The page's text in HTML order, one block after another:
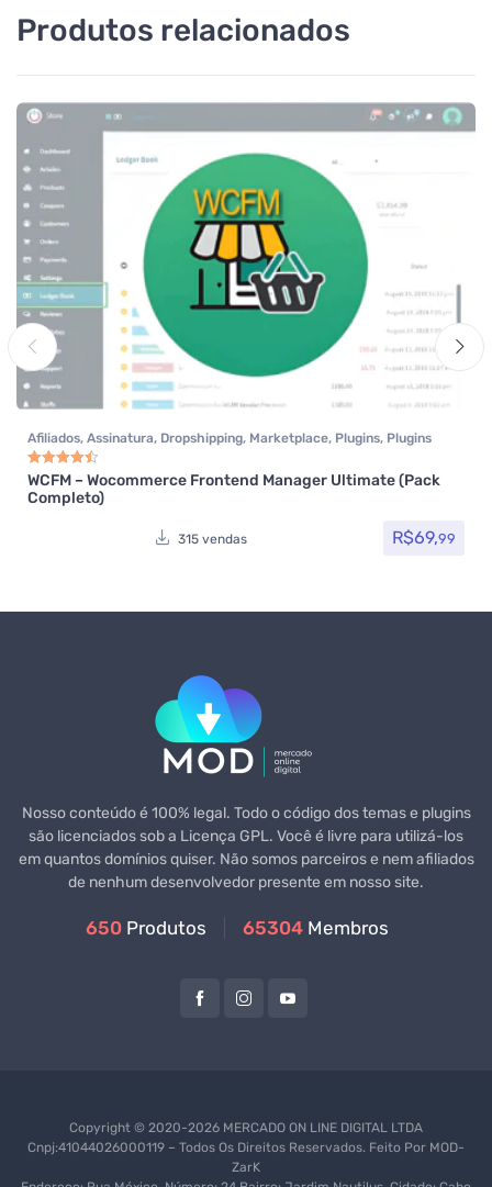
Produtos relacionados
Afiliados, Assinatura, Dropshipping, Marketplace, Plugins, Plugins
Wocoomerce
Avaliação4.50
WCFM – Wocommerce Frontend Manager Ultimate (Pack
Completo)
315 vendas R$69,99
Nosso conteúdo é 100% legal. Todo o código dos temas e plugins
são licenciados sob a Licença GPL. Você é livre para utilizá-los
em quantos domínios quiser. Não somos parceiros e nem afiliados
de nenhum desenvolvedor presente em nosso site.
650 Produtos 65304 Membros
Copyright © 2020-2026 MERCADO ON LINE DIGITAL LTDA
Cnpj:41044026000119 – Todos Os Direitos Reservados. Feito Por MOD-
ZarK